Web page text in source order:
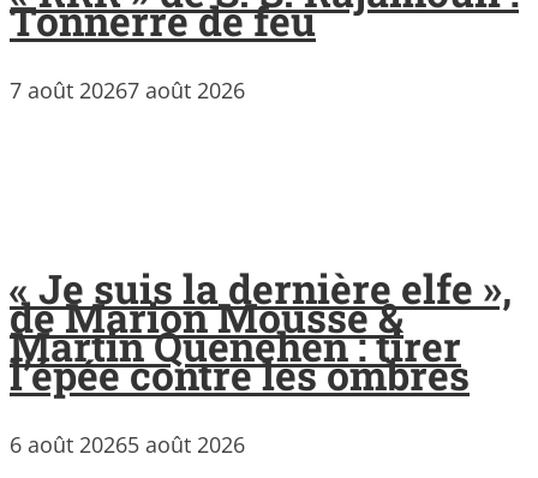
Tonnerre de feu
7 août 20267 août 2026
« Je suis la dernière elfe »,
de Marion Mousse &
Martin Quenehen : tirer
l’épée contre les ombres
6 août 20265 août 2026